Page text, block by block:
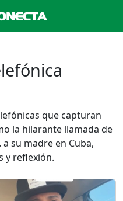
que capturan
la hilarante llamada de
a su madre en Cuba,
y reflexión.